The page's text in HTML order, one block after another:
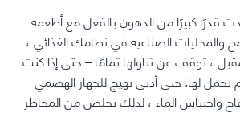
قدرًا كبيرًا من الدهون بالفعل مع أطعمة
والمحليات الصناعية في نظامك الغذائي ،
، توقف عن تناولها تمامًا – حتى إذا كنت
تحمل لها. حتى أدنى تهيج للجهاز الهضمي
واحتباس الماء ، لذلك تخلص من المخاطر